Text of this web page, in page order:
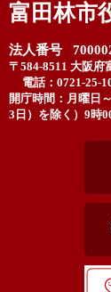
富田林市
法人番号
〒584-8511 大阪府
電話：0721-25-
開庁時間：月曜日
3日）を除く）9時